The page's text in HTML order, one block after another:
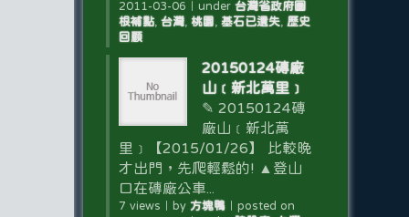
2011-03-06
under 台灣省政府圖
根補點, 台灣, 桃園 基石已遺失, 歷史
回顧
20150124磚廠
山﹝新北萬里﹞
✎ 20150124磚
廠山﹝新北萬
里﹞【2015/01/26】 比較晚
才出門，先爬輕鬆的! ▲登山
口在磚廠公車...
7 views by 方塊鴨｜ posted on